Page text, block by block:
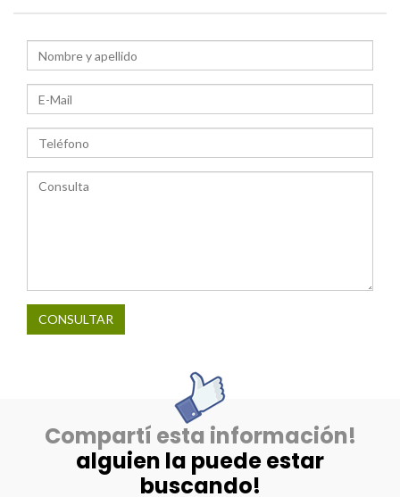
CONSULTAR
Compartí esta información!
alguien la puede estar
buscando!